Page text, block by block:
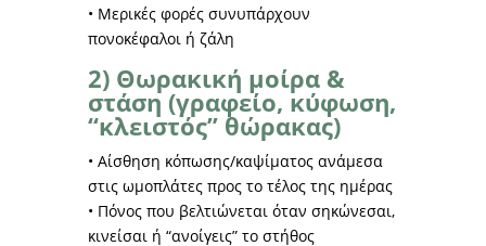
• Μερικές φορές συνυπάρχουν
πονοκέφαλοι ή ζάλη
2) Θωρακική μοίρα &
στάση (γραφείο, κύφωση,
“κλειστός” θώρακας)
• Αίσθηση κόπωσης/καψίματος ανάμεσα
στις ωμοπλάτες προς το τέλος της ημέρας
• Πόνος που βελτιώνεται όταν σηκώνεσαι,
κινείσαι ή “ανοίγεις” το στήθος